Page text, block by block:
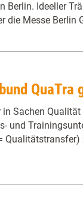
Berlin. Ideeller
die Messe Berlin
QuaTra
Sachen
und